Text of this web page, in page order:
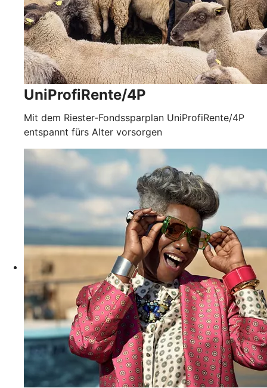
UniProfiRente/4P
Mit dem Riester-Fondssparplan UniProfiRente/4P
entspannt fürs Alter vorsorgen